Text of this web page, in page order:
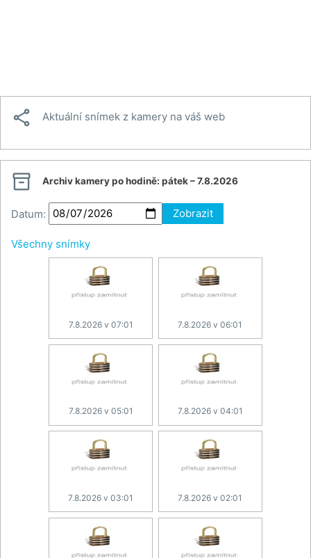
 Aktuální snímek z kamery na váš web
 Archiv kamery po hodině: pátek – 7.8.2026
Datum: Zobrazit
Všechny snímky
7.8.2026 v 07:01 7.8.2026 v 06:01
7.8.2026 v 05:01 7.8.2026 v 04:01
7.8.2026 v 03:01 7.8.2026 v 02:01